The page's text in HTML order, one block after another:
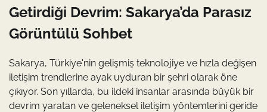
Getirdiği Devrim: Sakarya’da Parasız
Görüntülü Sohbet
Sakarya, Türkiye'nin gelişmiş teknolojiye ve hızla değişen
iletişim trendlerine ayak uyduran bir şehri olarak öne
çıkıyor. Son yıllarda, bu ildeki insanlar arasında büyük bir
devrim yaratan ve geleneksel iletişim yöntemlerini geride